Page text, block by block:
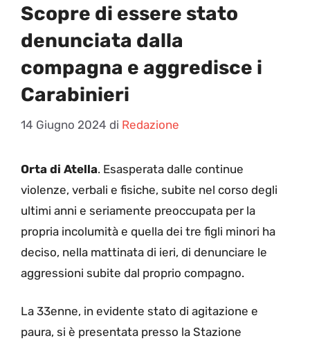
Scopre di essere stato
denunciata dalla
compagna e aggredisce i
Carabinieri
14 Giugno 2024 di Redazione
Orta di Atella. Esasperata dalle continue
violenze, verbali e fisiche, subite nel corso degli
ultimi anni e seriamente preoccupata per la
propria incolumità e quella dei tre figli minori ha
deciso, nella mattinata di ieri, di denunciare le
aggressioni subite dal proprio compagno.
La 33enne, in evidente stato di agitazione e
paura, si è presentata presso la Stazione